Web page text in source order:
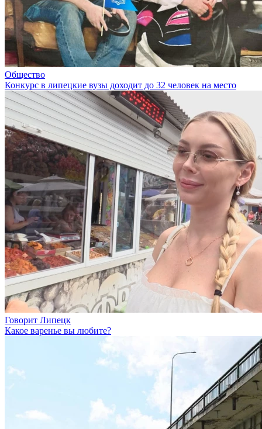
Общество
Конкурс в липецкие вузы доходит до 32 человек на место
Говорит Липецк
Какое варенье вы любите?